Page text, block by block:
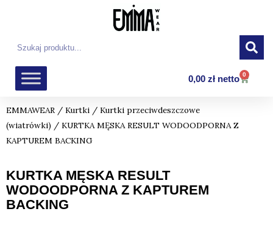
Szukaj
0,00 zł netto 0
Wózek
EMMAWEAR / Kurtki / Kurtki przeciwdeszczowe
(wiatrówki) / KURTKA MĘSKA RESULT WODOODPORNA Z
KAPTUREM BACKING
KURTKA MĘSKA RESULT
WODOODPORNA Z KAPTUREM
BACKING